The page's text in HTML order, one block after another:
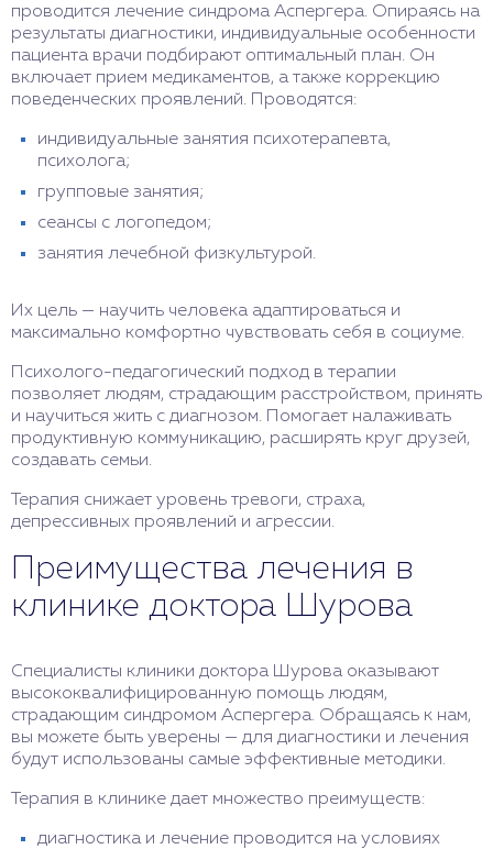
проводится лечение синдрома Аспергера. Опираясь на
результаты диагностики, индивидуальные особенности
пациента врачи подбирают оптимальный план. Он
включает прием медикаментов, а также коррекцию
поведенческих проявлений. Проводятся:
индивидуальные занятия психотерапевта,
психолога;
групповые занятия;
сеансы с логопедом;
занятия лечебной физкультурой.
Их цель — научить человека адаптироваться и
максимально комфортно чувствовать себя в социуме.
Психолого-педагогический подход в терапии
позволяет людям, страдающим расстройством, принять
и научиться жить с диагнозом. Помогает налаживать
продуктивную коммуникацию, расширять круг друзей,
создавать семьи.
Терапия снижает уровень тревоги, страха,
депрессивных проявлений и агрессии.
Преимущества лечения в
клинике доктора Шурова
Специалисты клиники доктора Шурова оказывают
высококвалифицированную помощь людям,
страдающим синдромом Аспергера. Обращаясь к нам,
вы можете быть уверены — для диагностики и лечения
будут использованы самые эффективные методики.
Терапия в клинике дает множество преимуществ:
диагностика и лечение проводится на условиях